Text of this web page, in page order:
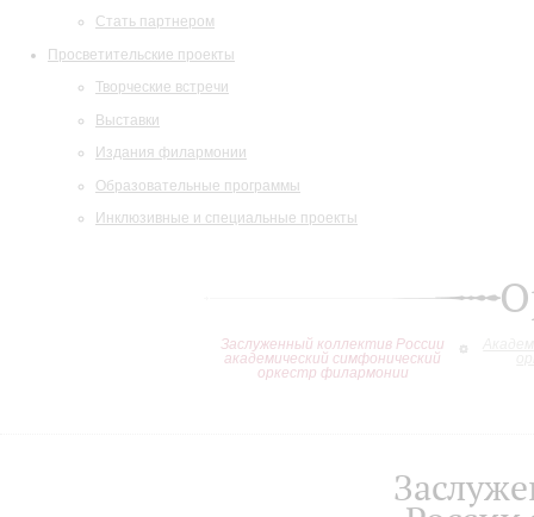
Стать партнером
Просветительские проекты
Творческие встречи
Выставки
Издания филармонии
Образовательные программы
Инклюзивные и специальные проекты
Заслуженный коллектив России
академический симфонический
оркестр филармонии